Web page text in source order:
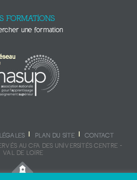
FORMATIONS
une formation
PLAN DU SITE
CONTACT
AU CFA DES UNIVERSITÉS CENTRE -
VAL DE LOIRE